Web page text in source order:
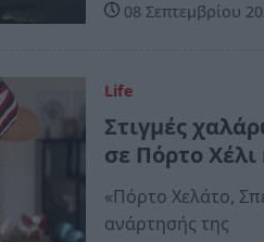
08 Σεπτεμβρίου
Life
Στιγμές
σε Πόρτο
«Πόρτο Χελάτο,
ανάρτησής της